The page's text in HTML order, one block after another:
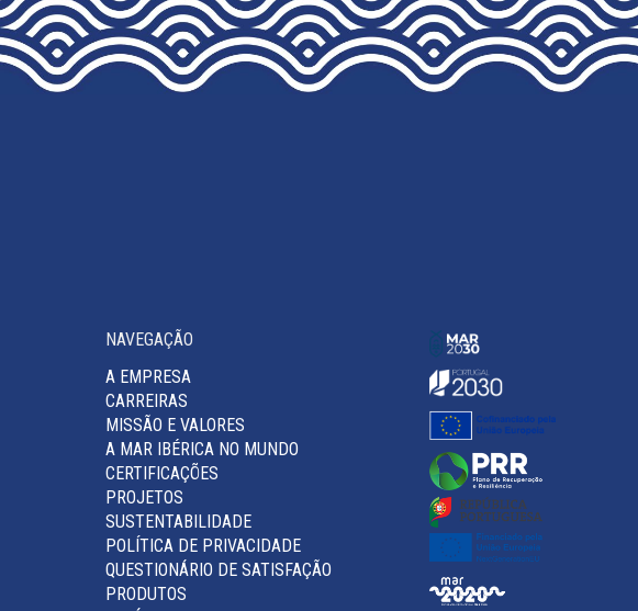
CHOSEN
ON
THE
PRODUCT
NAVEGAÇÃO
A EMPRESA
CARREIRAS
MISSÃO E VALORES
A MAR IBÉRICA NO MUNDO
CERTIFICAÇÕES
PROJETOS
SUSTENTABILIDADE
POLÍTICA DE PRIVACIDADE
QUESTIONÁRIO DE SATISFAÇÃO
PRODUTOS